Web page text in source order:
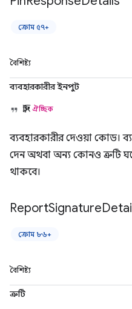
ক্রোম ৫৭+
বৈশিষ্ট্য
ব্যবহারকারীর ইনপুট
স্ট্রিং ঐচ্ছিক
ব্যবহারকারীর দেওয়া কোড।
দেন অথবা অন্য কোনও ত্রুটি
থাকবে।
ReportSignature
ক্রোম ৮৬+
বৈশিষ্ট্য
ত্রুটি